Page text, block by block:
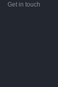
Get in touch